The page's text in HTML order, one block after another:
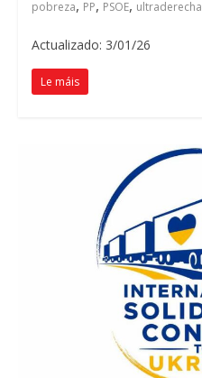
pobreza, PP, PSOE, ultraderecha
Actualizado: 3/01/26
Le máis